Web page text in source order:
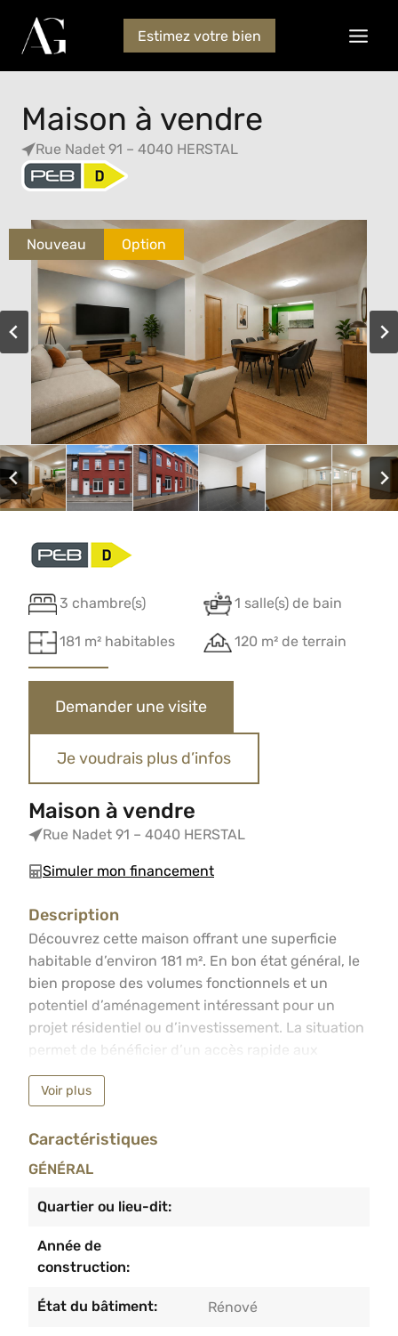
Estimez votre bien
Maison à vendre
Rue Nadet 91 – 4040 HERSTAL
Nouveau Option
3 chambre(s) 1 salle(s) de bain
181 m² habitables 120 m² de terrain
Demander une visite
Je voudrais plus d’infos
Maison à vendre
Rue Nadet 91 – 4040 HERSTAL
Simuler mon financement
Description
Découvrez cette maison offrant une superficie
Découvrez cette maison offrant une superficie
habitable d’environ 181 m². En bon état général, le
bien propose des volumes fonctionnels et un
potentiel d’aménagement intéressant pour un
projet résidentiel ou d’investissement. La situation
permet de bénéficier d’un accès rapide aux
commodités telles que les écoles, commerces,
transports en commun et axes
salle à manger, cuisine, buanderie et salle de bains.
– 1er étage : Hall de nuit desservant trois chambres
espace de rangement ou un potentiel
façade isolées– Châssis PVC double vitrage–
Chauffage central au mazout –PEB : DInformations
et visites au 04/233.55.55 ou
info@agimmobiliere.be
Voir plus
Caractéristiques
GÉNÉRAL
Quartier ou lieu-dit:
Année de
construction:
État du bâtiment: Rénové